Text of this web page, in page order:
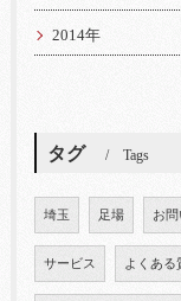
2014年
タグ Tags
埼玉 足場 お
サービス よくある